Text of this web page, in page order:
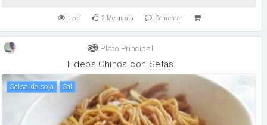
Leer 2 Me gusta Comentar
Plato Principal
Fideos Chinos con Setas
salsa de soja sal